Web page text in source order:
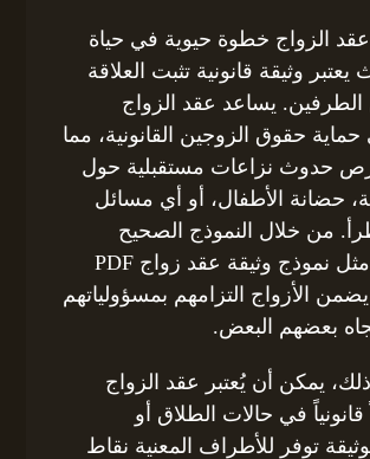
عقد الزواج خطوة حيوية في حياة
يعتبر وثيقة قانونية تثبت العلاقة
الطرفين. يساعد عقد الزواج
حقوق الزوجين القانونية، مما
حدوث نزاعات مستقبلية حول
حضانة الأطفال، أو أي مسائل
من خلال النموذج الصحيح
والمناسب، مثل نموذج وثيقة عقد زواج PDF
يضمن الأزواج التزامهم بمسؤولياتهم
بعضهم البعض.
يمكن أن يُعتبر عقد الزواج
قانونياً في حالات الطلاق أو
توفر للأطراف المعنية نقاط